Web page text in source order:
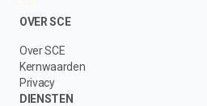
OVER SCE
Over SCE
Kernwaarden
Privacy
DIENSTEN